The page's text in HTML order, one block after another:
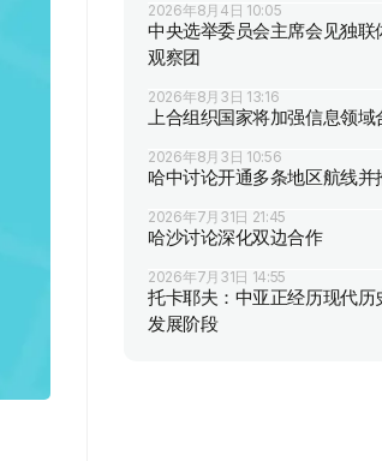
2026年8月4日 10:05
中央选举委员会主席会见独联
观察团
2026年8月3日 13:16
上合组织国家将加强信息领域
2026年8月3日 10:56
哈中讨论开通多条地区航线并
2026年7月31日 21:45
哈沙讨论深化双边合作
2026年7月31日 14:55
托卡耶夫：中亚正经历现代历
发展阶段